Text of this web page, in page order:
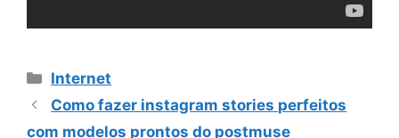
Categorias
Internet
Como fazer instagram stories perfeitos
com modelos prontos do postmuse